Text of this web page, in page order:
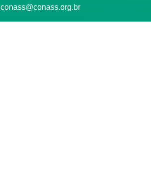
conass@conass.org.br